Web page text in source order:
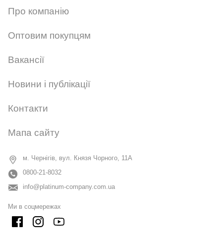
Про компанію
Оптовим покупцям
Вакансії
Новини і публікації
Контакти
Мапа сайту
м. Чернігів, вул. Князя Чорного, 11А
0800-21-8032
info@platinum-company.com.ua
Ми в соцмережах